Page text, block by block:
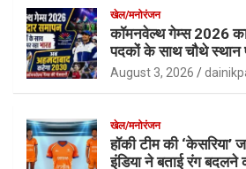
खेल/मनोरंजन
कॉमनवेल्थ गेम्स 2026
पदकों के साथ चौथे स्थान
August 3, 2026
खेल/मनोरंजन
हॉकी टीम की ‘केसरिया’
इंडिया ने बताई रंग